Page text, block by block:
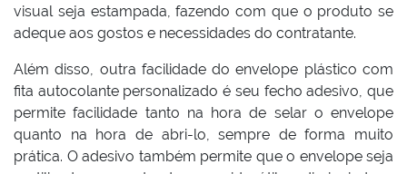
visual seja estampada, fazendo com que o produto se
adeque aos gostos e necessidades do contratante.
Além disso, outra facilidade do envelope plástico com
fita autocolante personalizado é seu fecho adesivo, que
permite facilidade tanto na hora de selar o envelope
quanto na hora de abri-lo, sempre de forma muito
prática. O adesivo também permite que o envelope seja